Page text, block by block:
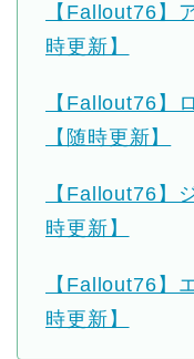
【Fallout76】
時更新】
【Fallout76】
【随時更新】
【Fallout76】
時更新】
【Fallout76】
時更新】